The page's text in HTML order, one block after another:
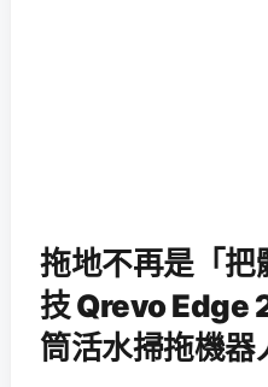
拖地不再是「把
技 Qrevo Edge
筒活水掃拖機器